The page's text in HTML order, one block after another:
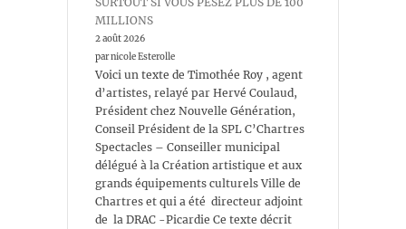
MILLIONS
2 août 2026
par nicole Esterolle
Voici un texte de Timothée Roy , agent
d’artistes, relayé par Hervé Coulaud,
Président chez Nouvelle Génération,
Conseil Président de la SPL C’Chartres
Spectacles – Conseiller municipal
délégué à la Création artistique et aux
grands équipements culturels Ville de
Chartres et qui a été directeur adjoint
de la DRAC -Picardie Ce texte décrit